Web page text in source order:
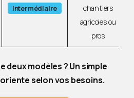
Intermédiaire
chantiers
agricoles ou
pros
deux modèles ? Un simple
selon vos besoins.